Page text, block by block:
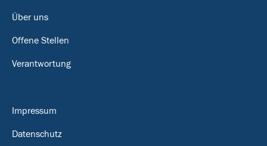
Über uns
Offene Stellen
Verantwortung
Impressum
Datenschutz